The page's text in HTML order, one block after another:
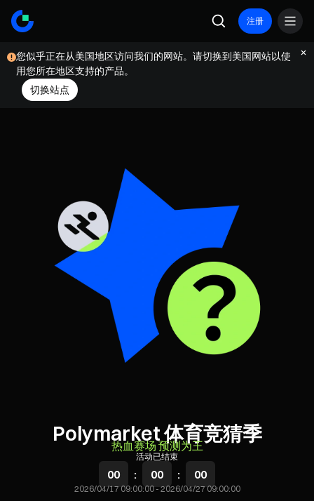
注册
您似乎正在从美国地区访问我们的网站。请切换到美国网站以使
用您所在地区支持的产品。
切换站点
Polymarket 体育竞猜季
热血赛场 预测为王
活动已结束
00 : 00 : 00
2026/04/17 09:00:00-2026/04/27 09:00:00